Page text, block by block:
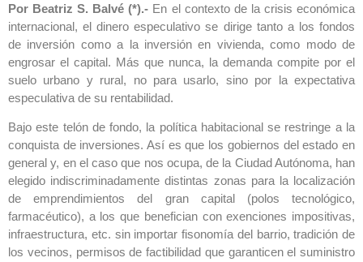
Por Beatriz S. Balvé (*).- En el contexto de la crisis económica
internacional, el dinero especulativo se dirige tanto a los fondos
de inversión como a la inversión en vivienda, como modo de
engrosar el capital. Más que nunca, la demanda compite por el
suelo urbano y rural, no para usarlo, sino por la expectativa
especulativa de su rentabilidad.
Bajo este telón de fondo, la política habitacional se restringe a la
conquista de inversiones. Así es que los gobiernos del estado en
general y, en el caso que nos ocupa, de la Ciudad Autónoma, han
elegido indiscriminadamente distintas zonas para la localización
de emprendimientos del gran capital (polos tecnológico,
farmacéutico), a los que benefician con exenciones impositivas,
infraestructura, etc. sin importar fisonomía del barrio, tradición de
los vecinos, permisos de factibilidad que garanticen el suministro